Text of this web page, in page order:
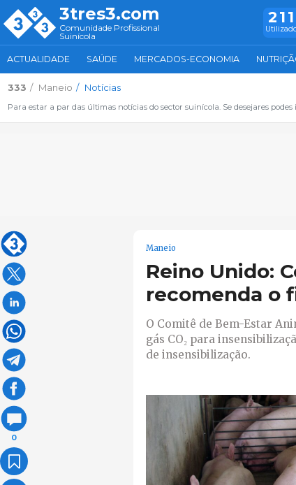
3tres3.com
Comunidade Profissional
Suinícola
ACTUALIDADE SAÚDE MERCADOS-ECONOMIA
333 Maneio Notícias
Para estar a par das últimas notícias do sector suinícola. Se desejares
0
Maneio
Reino Unido:
recomenda o
O Comitê de Bem-Estar
gás CO₂ para
de insensibilização.